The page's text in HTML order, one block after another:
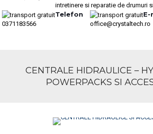
intretinere si reparatie de drumuri
Telefon
0371183566
E-
office@crystaltech.ro
CENTRALE HIDRAULICE –
POWERPACKS SI